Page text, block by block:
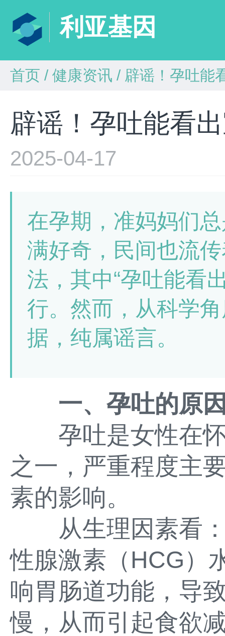
利亚基因
首页 / 健康资讯 / 辟谣！孕吐能
辟谣！孕吐能看
2025-04-17
在孕期，准妈妈们
满好奇，民间也流
法，其中“孕吐能看
行。然而，从科学
据，纯属谣言。
一、孕吐的原
孕吐是女性在怀
之一，严重程度主
素的影响。
从生理因素看：
性腺激素（HCG）
响胃肠道功能，导
慢，从而引起食欲